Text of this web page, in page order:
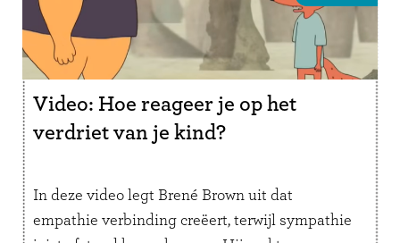
Video: Hoe reageer je op het
verdriet van je kind?
In deze video legt Brené Brown uit dat
empathie verbinding creëert, terwijl sympathie